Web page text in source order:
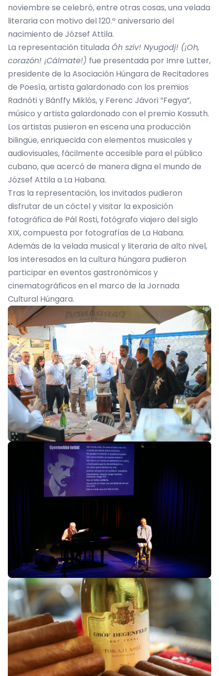
noviembre se celebró, entre otras cosas, una velada
literaria con motivo del 120.º aniversario del
nacimiento de József Attila.
La representación titulada Óh szív! Nyugodj! (¡Oh,
corazón! ¡Cálmate!) fue presentada por Imre Lutter,
presidente de la Asociación Húngara de Recitadores
de Poesía, artista galardonado con los premios
Radnóti y Bánffy Miklós, y Ferenc Jávori ”Fegya”,
músico y artista galardonado con el premio Kossuth.
Los artistas pusieron en escena una producción
bilingüe, enriquecida con elementos musicales y
audiovisuales, fácilmente accesible para el público
cubano, que acercó de manera digna el mundo de
József Attila a La Habana.
Tras la representación, los invitados pudieron
disfrutar de un cóctel y visitar la exposición
fotográfica de Pál Rosti, fotógrafo viajero del siglo
XIX, compuesta por fotografías de La Habana.
Además de la velada musical y literaria de alto nivel,
los interesados en la cultura húngara pudieron
participar en eventos gastronómicos y
cinematográficos en el marco de la Jornada
Cultural Húngara.